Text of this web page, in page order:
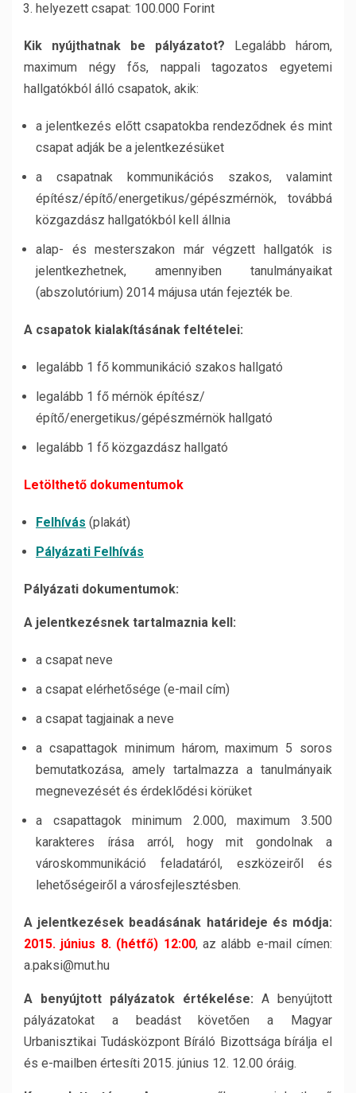
helyezett csapat: 100.000 Forint
Kik nyújthatnak be pályázatot? Legalább három,
maximum négy fős, nappali tagozatos egyetemi
hallgatókból álló csapatok, akik:
a jelentkezés előtt csapatokba rendeződnek és mint
csapat adják be a jelentkezésüket
a csapatnak kommunikációs szakos, valamint
építész/építő/energetikus/gépészmérnök, továbbá
közgazdász hallgatókból kell állnia
alap- és mesterszakon már végzett hallgatók is
jelentkezhetnek, amennyiben tanulmányaikat
(abszolutórium) 2014 májusa után fejezték be.
A csapatok kialakításának feltételei:
legalább 1 fő kommunikáció szakos hallgató
legalább 1 fő mérnök építész/
építő/energetikus/gépészmérnök hallgató
legalább 1 fő közgazdász hallgató
Letölthető dokumentumok
Felhívás (plakát)
Pályázati Felhívás
Pályázati dokumentumok:
A jelentkezésnek tartalmaznia kell:
a csapat neve
a csapat elérhetősége (e-mail cím)
a csapat tagjainak a neve
a csapattagok minimum három, maximum 5 soros
bemutatkozása, amely tartalmazza a tanulmányaik
megnevezését és érdeklődési körüket
a csapattagok minimum 2.000, maximum 3.500
karakteres írása arról, hogy mit gondolnak a
városkommunikáció feladatáról, eszközeiről és
lehetőségeiről a városfejlesztésben.
A jelentkezések beadásának határideje és módja:
2015. június 8. (hétfő) 12:00, az alább e-mail címen:
a.paksi@mut.hu
A benyújtott pályázatok értékelése: A benyújtott
pályázatokat a beadást követően a Magyar
Urbanisztikai Tudásközpont Bíráló Bizottsága bírálja el
és e-mailben értesíti 2015. június 12. 12.00 óráig.